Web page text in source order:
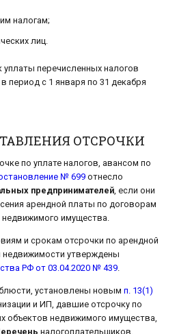
налогам;
лиц.
уплаты перечисленных налогов
период с 1 января по 31 декабря
ОТСРОЧКИ
по уплате налогов, авансом по
№ 699 отнесло
предпринимателей , если они
арендной платы по договорам
имущества.
и срокам отсрочки по арендной
утверждены
РФ от 03.04.2020 № 439
установлены новым п. 13(1)
и ИП, давшие отсрочку по
объектов недвижимого имущества,
налогоплательщиков,